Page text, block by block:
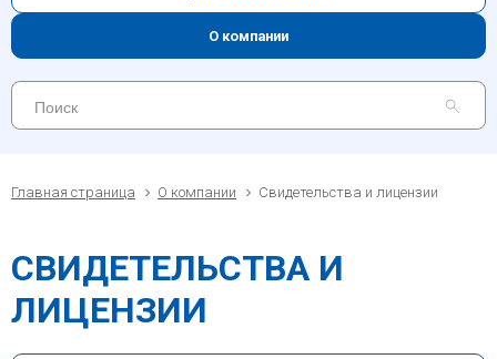
О компании
Главная страница О компании Свидетельства и лицензии
СВИДЕТЕЛЬСТВА И
ЛИЦЕНЗИИ